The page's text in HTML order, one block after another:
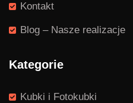
Kontakt
Blog – Nasze realizacje
Kategorie
Kubki i Fotokubki